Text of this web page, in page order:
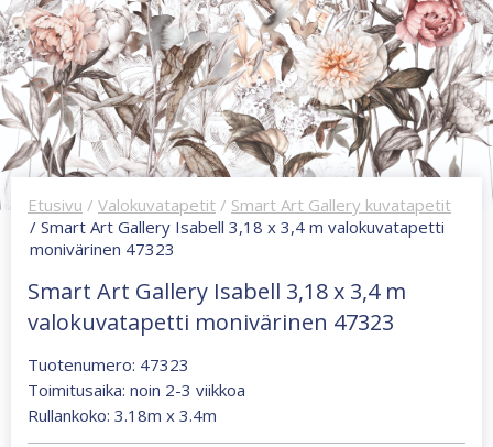
Etusivu / Valokuvatapetit / Smart Art Gallery kuvatapetit
/ Smart Art Gallery Isabell 3,18 x 3,4 m valokuvatapetti
monivärinen 47323
Smart Art Gallery Isabell 3,18 x 3,4 m
valokuvatapetti monivärinen 47323
Tuotenumero: 47323
Toimitusaika: noin 2-3 viikkoa
Rullankoko: 3.18m x 3.4m